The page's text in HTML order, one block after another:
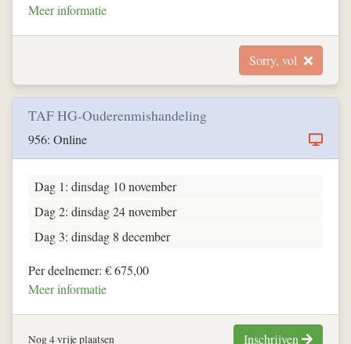
Meer informatie
Sorry, vol
TAF HG-Ouderenmishandeling
956: Online
Dag 1: dinsdag 10 november
Dag 2: dinsdag 24 november
Dag 3: dinsdag 8 december
Per deelnemer: € 675,00
Meer informatie
Nog 4 vrije plaatsen Inschrijven